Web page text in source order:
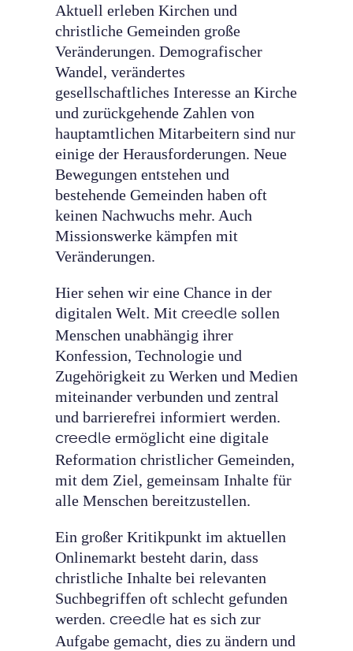
Aktuell erleben Kirchen und
christliche Gemeinden große
Veränderungen. Demografischer
Wandel, verändertes
gesellschaftliches Interesse an Kirche
und zurückgehende Zahlen von
hauptamtlichen Mitarbeitern sind nur
einige der Herausforderungen. Neue
Bewegungen entstehen und
bestehende Gemeinden haben oft
keinen Nachwuchs mehr. Auch
Missionswerke kämpfen mit
Veränderungen.
Hier sehen wir eine Chance in der
digitalen Welt. Mit creedle sollen
Menschen unabhängig ihrer
Konfession, Technologie und
Zugehörigkeit zu Werken und Medien
miteinander verbunden und zentral
und barrierefrei informiert werden.
creedle ermöglicht eine digitale
Reformation christlicher Gemeinden,
mit dem Ziel, gemeinsam Inhalte für
alle Menschen bereitzustellen.
Ein großer Kritikpunkt im aktuellen
Onlinemarkt besteht darin, dass
christliche Inhalte bei relevanten
Suchbegriffen oft schlecht gefunden
werden. creedle hat es sich zur
Aufgabe gemacht, dies zu ändern und